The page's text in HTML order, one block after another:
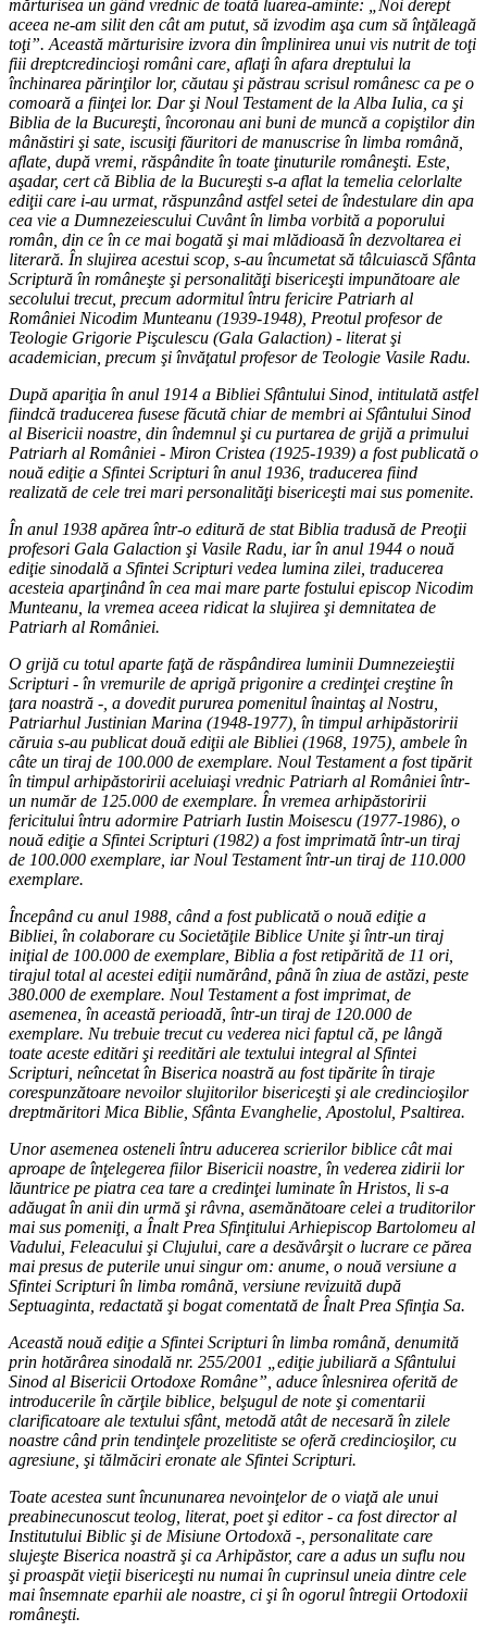
mărturisea un gând vrednic de toată luarea-aminte: „Noi derept
aceea ne-am silit den cât am putut, să izvodim aşa cum să înţăleagă
toţi”. Această mărturisire izvora din împlinirea unui vis nutrit de toţi
fiii dreptcredincioşi români care, aflaţi în afara dreptului la
închinarea părinţilor lor, căutau şi păstrau scrisul românesc ca pe o
comoară a fiinţei lor. Dar şi Noul Testament de la Alba Iulia, ca şi
Biblia de la Bucureşti, încoronau ani buni de muncă a copiştilor din
mânăstiri şi sate, iscusiţi făuritori de manuscrise în limba română,
aflate, după vremi, răspândite în toate ţinuturile româneşti. Este,
aşadar, cert că Biblia de la Bucureşti s-a aflat la temelia celorlalte
ediţii care i-au urmat, răspunzând astfel setei de îndestulare din apa
cea vie a Dumnezeiescului Cuvânt în limba vorbită a poporului
român, din ce în ce mai bogată şi mai mlădioasă în dezvoltarea ei
literară. În slujirea acestui scop, s-au încumetat să tâlcuiască Sfânta
Scriptură în româneşte şi personalităţi bisericeşti impunătoare ale
secolului trecut, precum adormitul întru fericire Patriarh al
României Nicodim Munteanu (1939-1948), Preotul profesor de
Teologie Grigorie Pişculescu (Gala Galaction) - literat şi
academician, precum şi învăţatul profesor de Teologie Vasile Radu.
După apariţia în anul 1914 a Bibliei Sfântului Sinod, intitulată astfel
fiindcă traducerea fusese făcută chiar de membri ai Sfântului Sinod
al Bisericii noastre, din îndemnul şi cu purtarea de grijă a primului
Patriarh al României - Miron Cristea (1925-1939) a fost publicată o
nouă ediţie a Sfintei Scripturi în anul 1936, traducerea fiind
realizată de cele trei mari personalităţi bisericeşti mai sus pomenite.
În anul 1938 apărea într-o editură de stat Biblia tradusă de Preoţii
profesori Gala Galaction şi Vasile Radu, iar în anul 1944 o nouă
ediţie sinodală a Sfintei Scripturi vedea lumina zilei, traducerea
acesteia aparţinând în cea mai mare parte fostului episcop Nicodim
Munteanu, la vremea aceea ridicat la slujirea şi demnitatea de
Patriarh al României.
O grijă cu totul aparte faţă de răspândirea luminii Dumnezeieştii
Scripturi - în vremurile de aprigă prigonire a credinţei creştine în
ţara noastră -, a dovedit pururea pomenitul înaintaş al Nostru,
Patriarhul Justinian Marina (1948-1977), în timpul arhipăstoririi
căruia s-au publicat două ediţii ale Bibliei (1968, 1975), ambele în
câte un tiraj de 100.000 de exemplare. Noul Testament a fost tipărit
în timpul arhipăstoririi aceluiaşi vrednic Patriarh al României într-
un număr de 125.000 de exemplare. În vremea arhipăstoririi
fericitului întru adormire Patriarh Iustin Moisescu (1977-1986), o
nouă ediţie a Sfintei Scripturi (1982) a fost imprimată într-un tiraj
de 100.000 exemplare, iar Noul Testament într-un tiraj de 110.000
exemplare.
Începând cu anul 1988, când a fost publicată o nouă ediţie a
Bibliei, în colaborare cu Societăţile Biblice Unite şi într-un tiraj
iniţial de 100.000 de exemplare, Biblia a fost retipărită de 11 ori,
tirajul total al acestei ediţii numărând, până în ziua de astăzi, peste
380.000 de exemplare. Noul Testament a fost imprimat, de
asemenea, în această perioadă, într-un tiraj de 120.000 de
exemplare. Nu trebuie trecut cu vederea nici faptul că, pe lângă
toate aceste editări şi reeditări ale textului integral al Sfintei
Scripturi, neîncetat în Biserica noastră au fost tipărite în tiraje
corespunzătoare nevoilor slujitorilor bisericeşti şi ale credincioşilor
dreptmăritori Mica Biblie, Sfânta Evanghelie, Apostolul, Psaltirea.
Unor asemenea osteneli întru aducerea scrierilor biblice cât mai
aproape de înţelegerea fiilor Bisericii noastre, în vederea zidirii lor
lăuntrice pe piatra cea tare a credinţei luminate în Hristos, li s-a
adăugat în anii din urmă şi râvna, asemănătoare celei a truditorilor
mai sus pomeniţi, a Înalt Prea Sfinţitului Arhiepiscop Bartolomeu al
Vadului, Feleacului şi Clujului, care a desăvârşit o lucrare ce părea
mai presus de puterile unui singur om: anume, o nouă versiune a
Sfintei Scripturi în limba română, versiune revizuită după
Septuaginta, redactată şi bogat comentată de Înalt Prea Sfinţia Sa.
Această nouă ediţie a Sfintei Scripturi în limba română, denumită
prin hotărârea sinodală nr. 255/2001 „ediţie jubiliară a Sfântului
Sinod al Bisericii Ortodoxe Române”, aduce înlesnirea oferită de
introducerile în cărţile biblice, belşugul de note şi comentarii
clarificatoare ale textului sfânt, metodă atât de necesară în zilele
noastre când prin tendinţele prozelitiste se oferă credincioşilor, cu
agresiune, şi tălmăciri eronate ale Sfintei Scripturi.
Toate acestea sunt încununarea nevoinţelor de o viaţă ale unui
preabinecunoscut teolog, literat, poet şi editor - ca fost director al
Institutului Biblic şi de Misiune Ortodoxă -, personalitate care
slujeşte Biserica noastră şi ca Arhipăstor, care a adus un suflu nou
şi proaspăt vieţii bisericeşti nu numai în cuprinsul uneia dintre cele
mai însemnate eparhii ale noastre, ci şi în ogorul întregii Ortodoxii
româneşti.